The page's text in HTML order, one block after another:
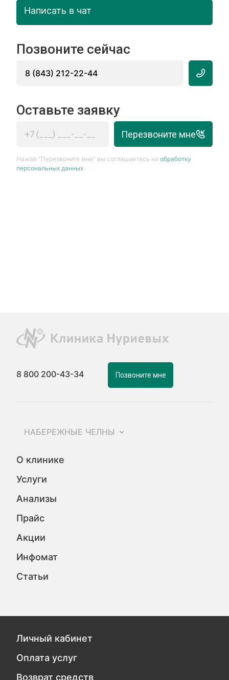
Написать в чат
Позвоните сейчас
8 (843) 212-22-44
Оставьте заявку
Перезвоните мне
Нажав “Перезвоните мне” вы соглашаетесь наобработку
персональных данных
8 800 200-43-34 Позвоните мне
НАБЕРЕЖНЫЕ ЧЕЛНЫ
О клинике
Услуги
Анализы
Прайс
Акции
Инфомат
Статьи
Личный кабинет
Оплата услуг
Возврат средств